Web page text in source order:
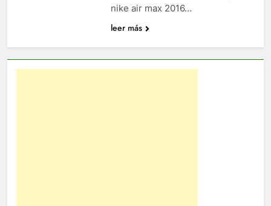
nike air max 2016…
leer más